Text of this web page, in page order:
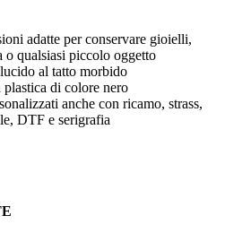
adatte per conservare gioielli,
o qualsiasi piccolo oggetto
al tatto morbido
di colore nero
anche con ricamo, strass,
, DTF e serigrafia